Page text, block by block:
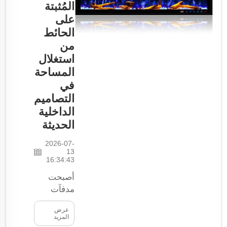
والجو
الدافئ في
منزلك.
لكن ما
يميِّز هذه
المدافئ
حقًّا هو
ميزاتها
الأمنية.
والأمان
أمرٌ في
غاية
الأهمية
لأنه يساعد
على
الوقاية من
الحرائق
ويحمي
المُثبتة
على
الحائط
من
استغلال
المساحة
في
التصاميم
الداخلية
الحديثة
2026-07-
13
16:34:43
أصبحت
مدفآت
الكحول
المُثبتة على
عرض
المزيد